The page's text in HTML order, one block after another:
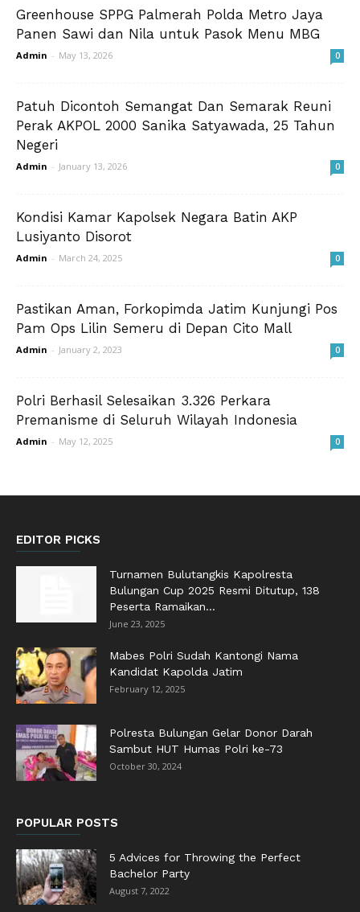
Greenhouse SPPG Palmerah Polda Metro Jaya
Panen Sawi dan Nila untuk Pasok Menu MBG
Admin - May 13, 2026 0
Patuh Dicontoh Semangat Dan Semarak Reuni
Perak AKPOL 2000 Sanika Satyawada, 25 Tahun
Negeri
Admin - January 13, 2026 0
Kondisi Kamar Kapolsek Negara Batin AKP
Lusiyanto Disorot
Admin - March 24, 2025 0
Pastikan Aman, Forkopimda Jatim Kunjungi Pos
Pam Ops Lilin Semeru di Depan Cito Mall
Admin - January 2, 2023 0
Polri Berhasil Selesaikan 3.326 Perkara
Premanisme di Seluruh Wilayah Indonesia
Admin - May 12, 2025 0
EDITOR PICKS
Turnamen Bulutangkis Kapolresta
Bulungan Cup 2025 Resmi Ditutup, 138
Peserta Ramaikan...
June 23, 2025
Mabes Polri Sudah Kantongi Nama
Kandidat Kapolda Jatim
February 12, 2025
Polresta Bulungan Gelar Donor Darah
Sambut HUT Humas Polri ke-73
October 30, 2024
POPULAR POSTS
5 Advices for Throwing the Perfect
Bachelor Party
August 7, 2022